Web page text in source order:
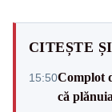
CITEȘTE ȘI
15:50Complot
că